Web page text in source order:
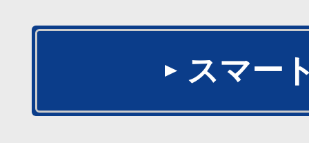
スマー